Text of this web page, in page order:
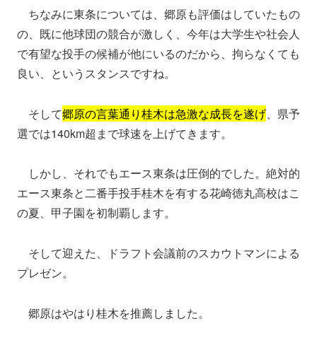
ちなみに東条については、郷原も評価はしていたもの
の、既に他球団の競合が激しく、今年は大学生や社会人
で有望な投手の候補が他にいるのだから、拘らなくても
良い、というスタンスですね。
そして郷原の言葉通り桂木は急激な成長を遂げ 、県予
選では140km超まで球速を上げてきます。
しかし、それでもエース東条は圧倒的でした。絶対的
エース東条と二番手投手桂木を有する花崎徳丸高校はこ
の夏、甲子園を初制覇します。
そして迎えた、ドラフト会議前のスカウトマンによる
プレゼン。
郷原はやはり桂木を推薦しました。